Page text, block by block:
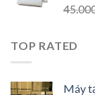
TOP RATED
Máy